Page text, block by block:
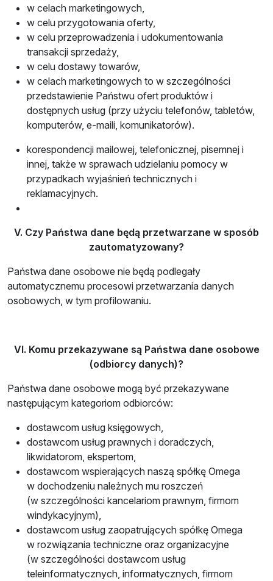
w celach marketingowych,
w celu przygotowania oferty,
w celu przeprowadzenia i udokumentowania
transakcji sprzedaży,
w celu dostawy towarów,
w celach marketingowych to w szczególności
przedstawienie Państwu ofert produktów i
dostępnych usług (przy użyciu telefonów, tabletów,
komputerów, e-maili, komunikatorów).
korespondencji mailowej, telefonicznej, pisemnej i
innej, także w sprawach udzielaniu pomocy w
przypadkach wyjaśnień technicznych i
reklamacyjnych.
V. Czy Państwa dane będą przetwarzane w sposób
zautomatyzowany?
Państwa dane osobowe nie będą podlegały
automatycznemu procesowi przetwarzania danych
osobowych, w tym profilowaniu.
VI. Komu przekazywane są Państwa dane osobowe
(odbiorcy danych)?
Państwa dane osobowe mogą być przekazywane
następującym kategoriom odbiorców:
dostawcom usług księgowych,
dostawcom usług prawnych i doradczych,
likwidatorom, ekspertom,
dostawcom wspierających naszą spółkę Omega
w dochodzeniu należnych mu roszczeń
(w szczególności kancelariom prawnym, firmom
windykacyjnym),
dostawcom usług zaopatrujących spółkę Omega
w rozwiązania techniczne oraz organizacyjne
(w szczególności dostawcom usług
teleinformatycznych, informatycznych, firmom